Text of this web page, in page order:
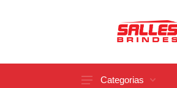
Categorias